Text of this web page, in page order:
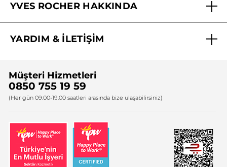
YVES ROCHER HAKKINDA
Yves Rocher Vakfı
YARDIM & İLETİŞİM
Bize Ulaşın
Firma Bilgileri
Müşteri Hizmetleri
0850 755 19 59
(Her gün 09.00-19.00 saatleri arasında bize ulaşabilirsiniz)